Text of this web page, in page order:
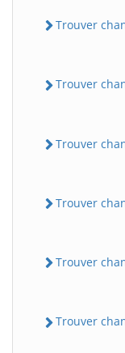
Trouver
Trouver
Trouver
Trouver
Trouver
Trouver